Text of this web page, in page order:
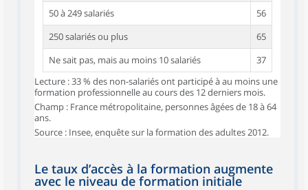
50 à 249 salariés
56
250 salariés ou plus
65
Ne sait pas, mais au moins 10 salariés
37
Lecture : 33 % des non-salariés ont participé à au moins une
formation professionnelle au cours des 12 derniers mois.
Champ : France métropolitaine, personnes âgées de 18 à 64
ans.
Source : Insee, enquête sur la formation des adultes 2012.
Le taux d’accès à la formation augmente
avec le niveau de formation initiale